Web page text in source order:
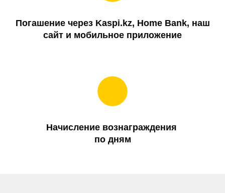
Погашение через Kaspi.kz, Home Bank, наш
сайт и мобильное приложение
Начисление вознаграждения
по дням